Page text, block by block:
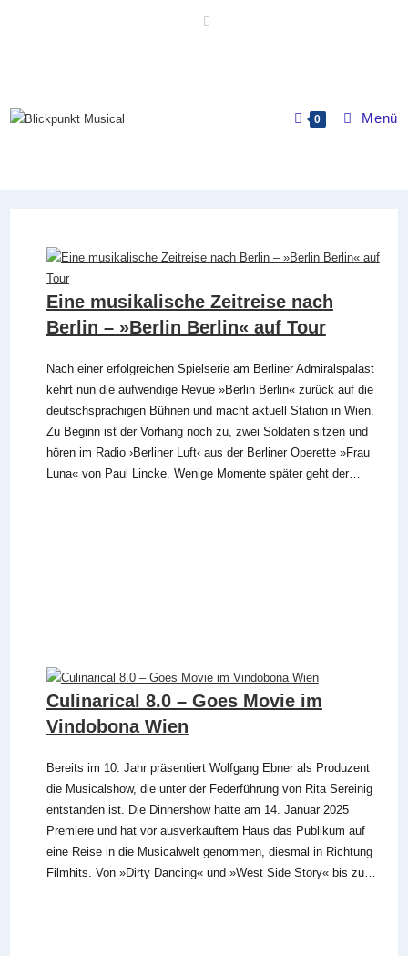
0 Menü
Eine musikalische Zeitreise nach
Berlin – »Berlin Berlin« auf Tour
Nach einer erfolgreichen Spielserie am Berliner Admiralspalast
kehrt nun die aufwendige Revue »Berlin Berlin« zurück auf die
deutschsprachigen Bühnen und macht aktuell Station in Wien.
Zu Beginn ist der Vorhang noch zu, zwei Soldaten sitzen und
hören im Radio ›Berliner Luft‹ aus der Berliner Operette »Frau
Luna« von Paul Lincke. Wenige Momente später geht der…
Culinarical 8.0 – Goes Movie im
Vindobona Wien
Bereits im 10. Jahr präsentiert Wolfgang Ebner als Produzent
die Musicalshow, die unter der Federführung von Rita Sereinig
entstanden ist. Die Dinnershow hatte am 14. Januar 2025
Premiere und hat vor ausverkauftem Haus das Publikum auf
eine Reise in die Musicalwelt genommen, diesmal in Richtung
Filmhits. Von »Dirty Dancing« und »West Side Story« bis zu…